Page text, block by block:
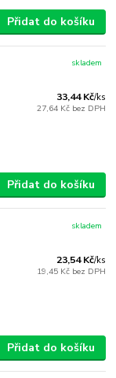
Přidat do košíku
33,44 Kč/ks
27,64 Kč bez DPH
skladem
Přidat do košíku
23,54 Kč/ks
19,45 Kč bez DPH
skladem
Přidat do košíku